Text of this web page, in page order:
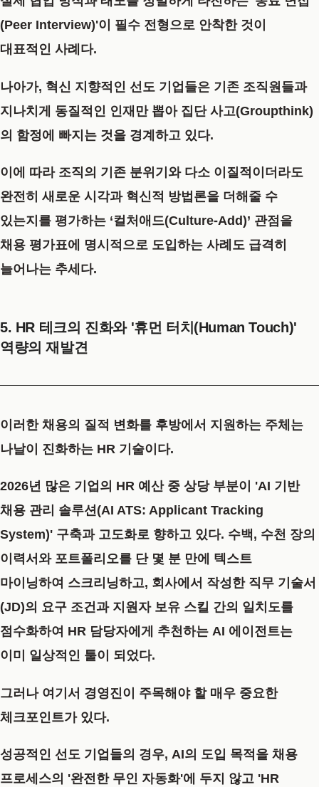
(Peer Interview)'이 필수 전형으로 안착한 것이
대표적인 사례다.
나아가, 혁신 지향적인 선도 기업들은 기존 조직원들과
지나치게 동질적인 인재만 뽑아 집단 사고(Groupthink)
의 함정에 빠지는 것을 경계하고 있다.
이에 따라 조직의 기존 분위기와 다소 이질적이더라도
완전히 새로운 시각과 혁신적 방법론을 더해줄 수
있는지를 평가하는 ‘컬처애드(Culture-Add)’ 관점을
채용 평가표에 명시적으로 도입하는 사례도 급격히
늘어나는 추세다.
5. HR 테크의 진화와 '휴먼 터치(Human Touch)'
역량의 재발견
이러한 채용의 질적 변화를 후방에서 지원하는 주체는
나날이 진화하는 HR 기술이다.
2026년 많은 기업의 HR 예산 중 상당 부분이 'AI 기반
채용 관리 솔루션(AI ATS: Applicant Tracking
System)' 구축과 고도화로 향하고 있다. 수백, 수천 장의
이력서와 포트폴리오를 단 몇 분 만에 텍스트
마이닝하여 스크리닝하고, 회사에서 작성한 직무 기술서
(JD)의 요구 조건과 지원자 보유 스킬 간의 일치도를
점수화하여 HR 담당자에게 추천하는 AI 에이전트는
이미 일상적인 툴이 되었다.
그러나 여기서 경영진이 주목해야 할 매우 중요한
체크포인트가 있다.
성공적인 선도 기업들의 경우, AI의 도입 목적을 채용
프로세스의 '완전한 무인 자동화'에 두지 않고 'HR